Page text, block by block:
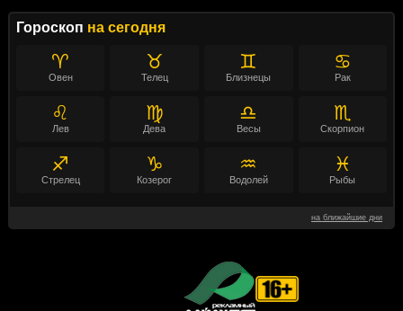
Гороскоп на сегодня
♈
Овен
♉
Телец
♊
Близнецы
♋
Рак
♌
Лев
♍
Дева
♎
Весы
♏
Скорпион
♐
Стрелец
♑
Козерог
♒
Водолей
♓
Рыбы
на ближайшие дни